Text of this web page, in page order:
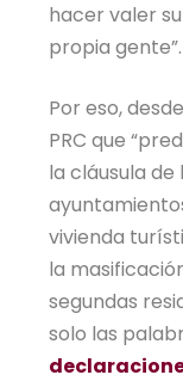
hacer valer
propia gente”.
Por eso,
PRC que
la cláusula de
vivienda
la
segundas
solo las